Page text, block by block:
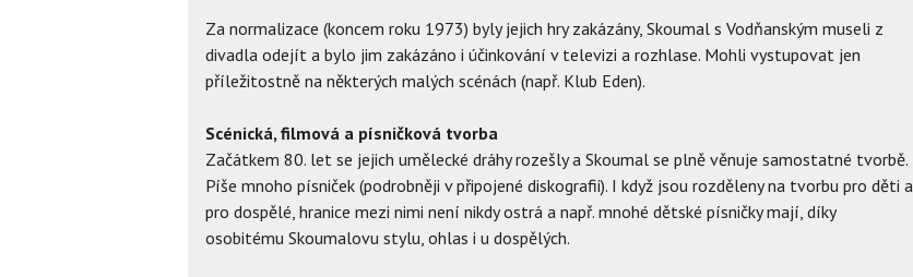
Za normalizace (koncem roku 1973) byly jejich hry zakázány, Skoumal s Vodňanským museli z
divadla odejít a bylo jim zakázáno i účinkování v televizi a rozhlase. Mohli vystupovat jen
příležitostně na některých malých scénách (např. Klub Eden).
Scénická, filmová a písničková tvorba
Začátkem 80. let se jejich umělecké dráhy rozešly a Skoumal se plně věnuje samostatné tvorbě.
Píše mnoho písniček (podrobněji v připojené diskografii). I když jsou rozděleny na tvorbu pro děti a
pro dospělé, hranice mezi nimi není nikdy ostrá a např. mnohé dětské písničky mají, díky
osobitému Skoumalovu stylu, ohlas i u dospělých.